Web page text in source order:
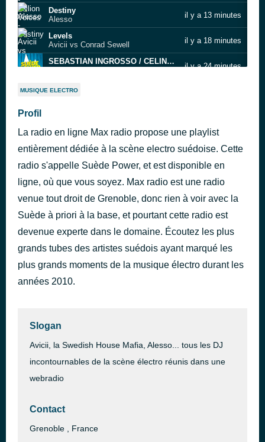
Destiny
Alesso
il y a 13 minutes
Levels
Avicii vs Conrad Sewell
il y a 18 minutes
SEBASTIAN INGROSSO / CELINE DION
il y a 24 minutes
MAX Radio Su?de Power
Runaway (U&L)
Galantis, David Guetta & Little Mix
City of Dreams
il y a 44 minutes
MUSIQUE ELECTRO
Profil
La radio en ligne Max radio propose une playlist
entièrement dédiée à la scène electro suédoise. Cette
radio s'appelle Suède Power, et est disponible en
ligne, où que vous soyez. Max radio est une radio
venue tout droit de Grenoble, donc rien à voir avec la
Suède à priori à la base, et pourtant cette radio est
devenue experte dans le domaine. Écoutez les plus
grands tubes des artistes suédois ayant marqué les
plus grands moments de la musique électro durant les
années 2010.
Slogan
Avicii, la Swedish House Mafia, Alesso... tous les DJ
incontournables de la scène électro réunis dans une
webradio
Contact
Grenoble , France